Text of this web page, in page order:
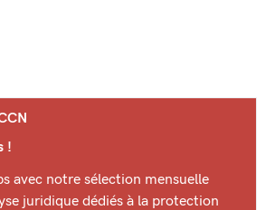
!
avec notre sélection mensuelle
juridique dédiés à la protection